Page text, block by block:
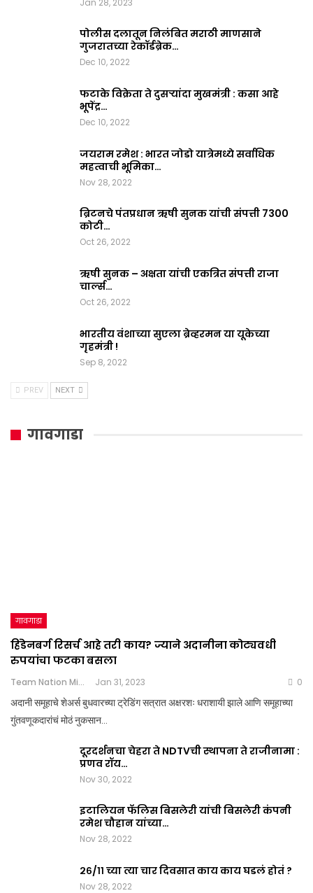
पोलीस दलातून निलंबित मराठी माणसाने
गुजरातच्या रेकॉर्डब्रेक…
Dec 10, 2022
फटाके विक्रेता ते दुसऱ्यांदा मुखमंत्री : कसा आहे
भूपेंद्र…
Dec 10, 2022
जयराम रमेश : भारत जोडो यात्रेमध्ये सर्वाधिक
महत्वाची भूमिका…
Nov 28, 2022
ब्रिटनचे पंतप्रधान ऋषी सुनक यांची संपत्ती 7300
कोटी…
Oct 26, 2022
ऋषी सुनक – अक्षता यांची एकत्रित संपत्ती राजा
चार्ल्स…
Oct 26, 2022
भारतीय वंशाच्या सुएला ब्रेव्हरमन या यूकेच्या
गृहमंत्री !
Sep 8, 2022
PREV NEXT
गावगाडा
गावगाडा
हिंडेनबर्ग रिसर्च आहे तरी काय? ज्याने अदानीना कोट्यवधी
रुपयांचा फटका बसला
Team Nation Mic Jan 31, 2023 0
अदानी समूहाचे शेअर्स बुधवारच्या ट्रेडिंग सत्रात अक्षरशः धराशायी झाले आणि समूहाच्या
गुंतवणूकदारांचं मोठं नुकसान…
दूरदर्शनचा चेहरा ते NDTVची स्थापना ते राजीनामा :
प्रणव रॉय…
Nov 30, 2022
इटालियन फॅलिस बिसलेरी यांची बिसलेरी कंपनी
रमेश चौहान यांच्या…
Nov 28, 2022
२६/११ च्या त्या चार दिवसात काय काय घडलं होतं ?
Nov 28, 2022